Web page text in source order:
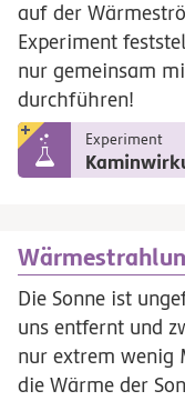
auf der
Experiment
nur gemeinsam
durchführen!
Experiment
Die Sonne ist
uns entfernt und
nur extrem wenig
die Wärme der